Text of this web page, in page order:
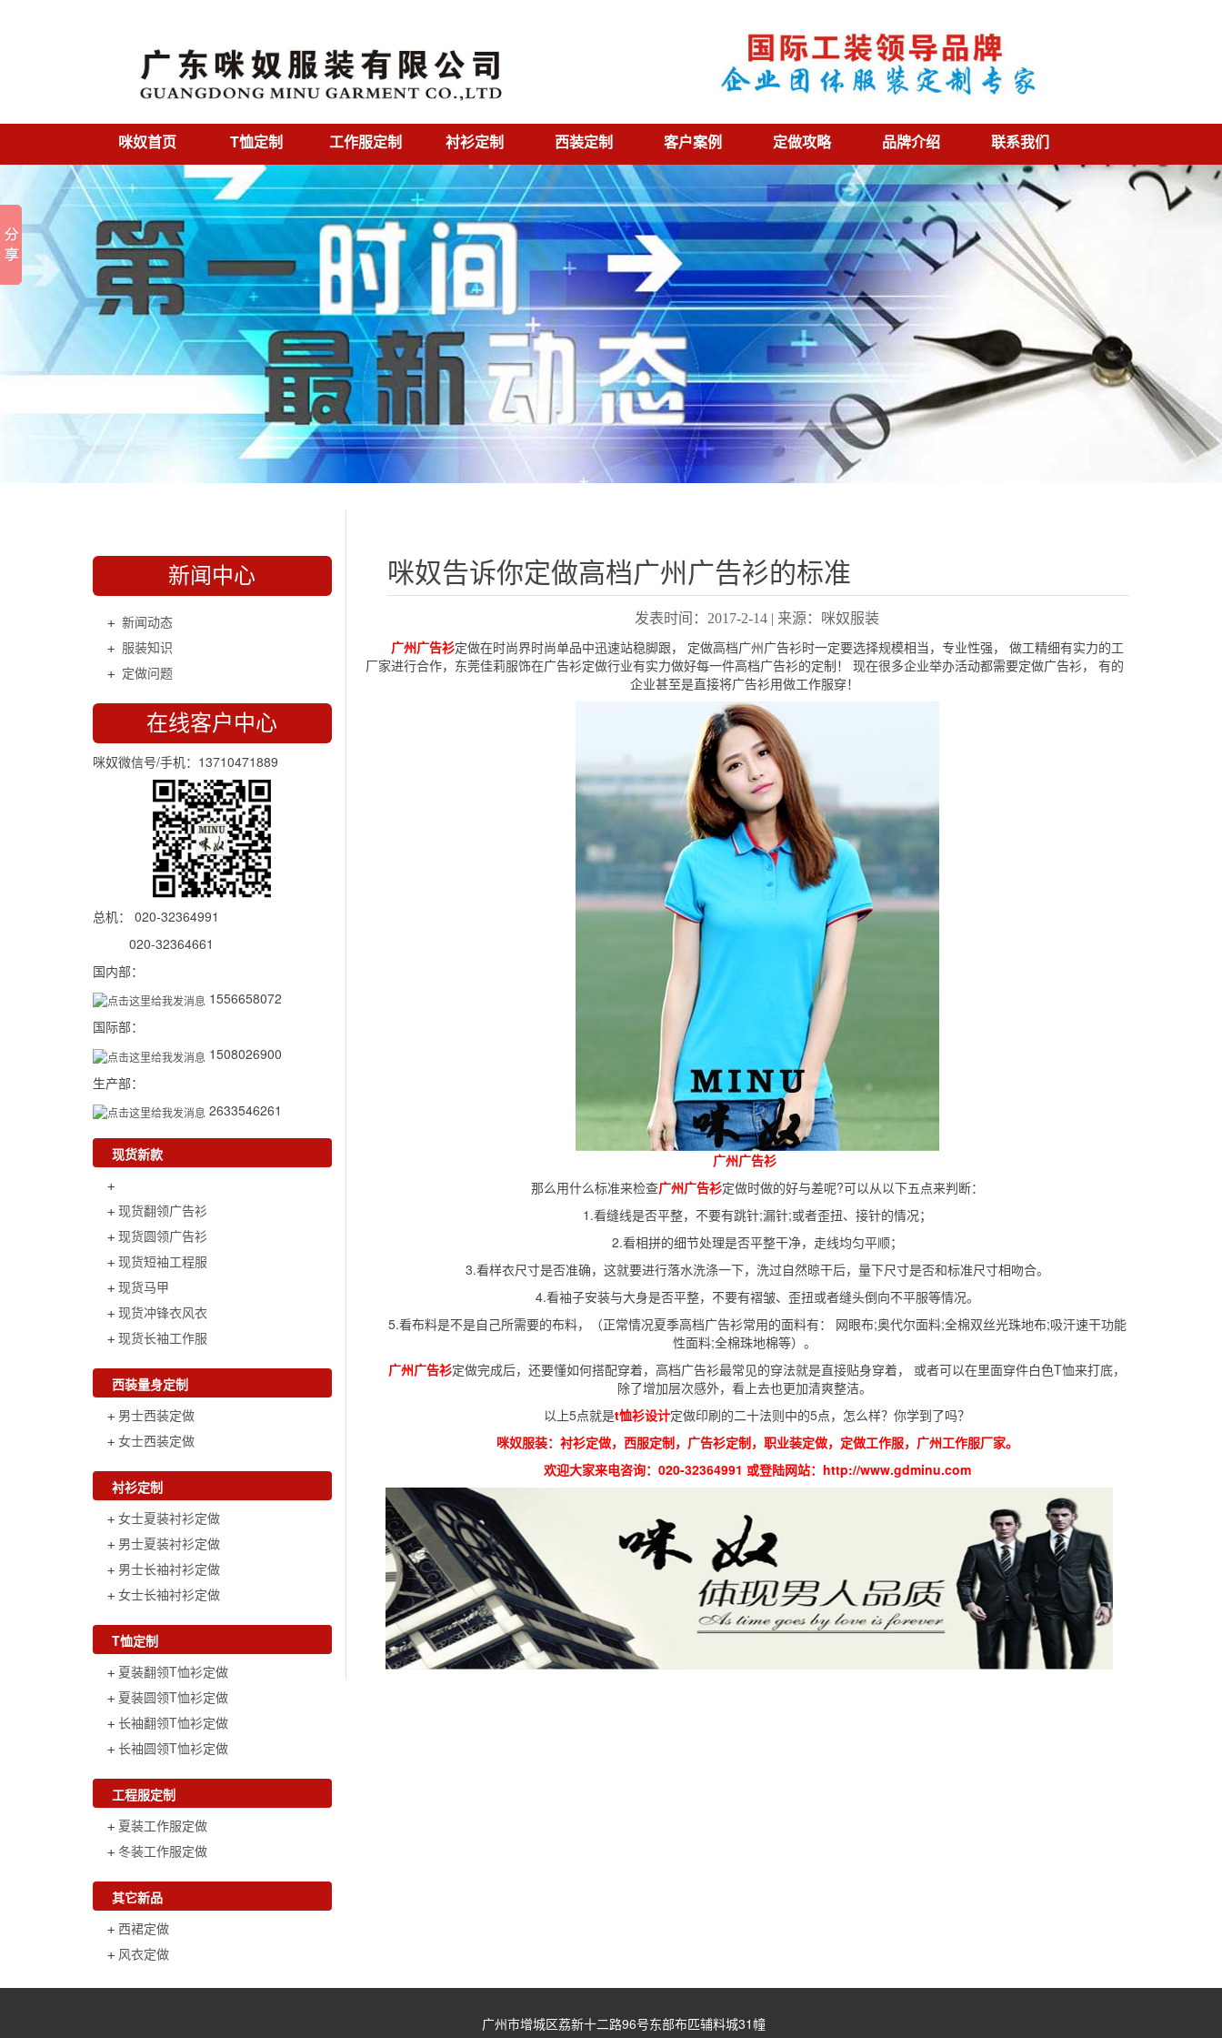
咪奴首页 T恤定制 工作服定制 衬衫定制 西装定制 客户案例 定做攻略 品牌介绍 联系我们
新闻中心
新闻动态
服装知识
定做问题
在线客户中心
咪奴微信号/手机：13710471889
总机： 020-32364991
020-32364661
国内部：
1556658072
国际部：
1508026900
生产部：
2633546261
现货新款
现货翻领广告衫
现货圆领广告衫
现货短袖工程服
现货马甲
现货冲锋衣风衣
现货长袖工作服
西装量身定制
男士西装定做
女士西装定做
衬衫定制
女士夏装衬衫定做
男士夏装衬衫定做
男士长袖衬衫定做
女士长袖衬衫定做
T恤定制
夏装翻领T恤衫定做
夏装圆领T恤衫定做
长袖翻领T恤衫定做
长袖圆领T恤衫定做
工程服定制
夏装工作服定做
冬装工作服定做
其它新品
西裙定做
风衣定做
咪奴告诉你定做高档广州广告衫的标准
发表时间：2017-2-14 | 来源：咪奴服装
广州广告衫定做在时尚界时尚单品中迅速站稳脚跟， 定做高档广州广告衫时一定要选择规模相当，专业性强， 做工精细有实力的工
厂家进行合作，东莞佳莉服饰在广告衫定做行业有实力做好每一件高档广告衫的定制！ 现在很多企业举办活动都需要定做广告衫， 有的
企业甚至是直接将广告衫用做工作服穿！
广州广告衫
那么用什么标准来检查广州广告衫定做时做的好与差呢?可以从以下五点来判断：
1.看缝线是否平整，不要有跳针;漏针;或者歪扭、接针的情况；
2.看相拼的细节处理是否平整干净，走线均匀平顺；
3.看样衣尺寸是否准确，这就要进行落水洗涤一下，洗过自然晾干后，量下尺寸是否和标准尺寸相吻合。
4.看袖子安装与大身是否平整，不要有褶皱、歪扭或者缝头倒向不平服等情况。
5.看布料是不是自己所需要的布料，（正常情况夏季高档广告衫常用的面料有： 网眼布;奥代尔面料;全棉双丝光珠地布;吸汗速干功能
性面料;全棉珠地棉等）。
广州广告衫定做完成后，还要懂如何搭配穿着，高档广告衫最常见的穿法就是直接贴身穿着， 或者可以在里面穿件白色T恤来打底，
除了增加层次感外，看上去也更加清爽整洁。
以上5点就是t恤衫设计定做印刷的二十法则中的5点，怎么样？你学到了吗？
咪奴服装：衬衫定做，西服定制，广告衫定制，职业装定做，定做工作服，广州工作服厂家。
欢迎大家来电咨询：020-32364991 或登陆网站：http://www.gdminu.com
广州市增城区荔新十二路96号东部布匹辅料城31幢